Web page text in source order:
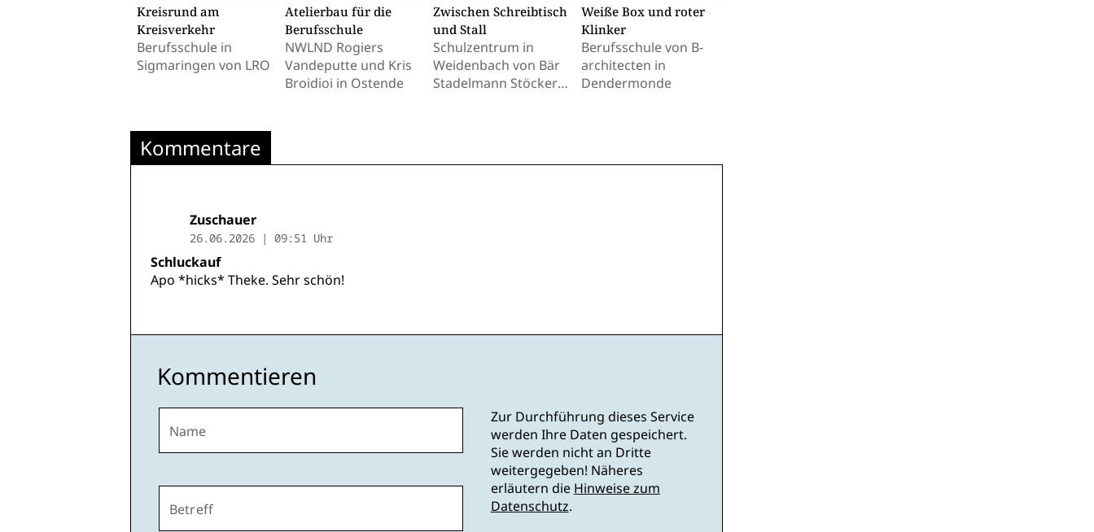
Kreisrund am
Kreisverkehr
Berufsschule in
Sigmaringen von LRO
Atelierbau für die
Berufsschule
NWLND Rogiers
Vandeputte und Kris
Broidioi in Ostende
Zwischen Schreibtisch
und Stall
Schulzentrum in
Weidenbach von Bär
Stadelmann Stöcker
Weiße Box und roter
Klinker
Berufsschule von B-
architecten in
Dendermonde
Kommentare
Zuschauer
26.06.2026 | 09:51 Uhr
Schluckauf
Apo *hicks* Theke. Sehr schön!
Kommentieren
Name
Betreff
Zur Durchführung dieses Service
werden Ihre Daten gespeichert.
Sie werden nicht an Dritte
weitergegeben! Näheres
erläutern die Hinweise zum
Datenschutz.